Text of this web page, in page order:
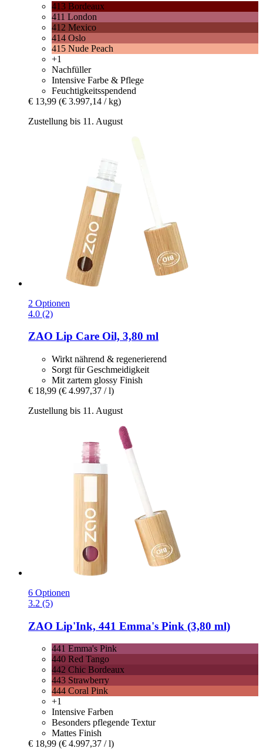
413 Bordeaux
411 London
412 Mexico
414 Oslo
415 Nude Peach
+1
Nachfüller
Intensive Farbe & Pflege
Feuchtigkeitsspendend
€ 13,99 (€ 3.997,14 / kg)
Zustellung bis 11. August
2 Optionen
4.0 (2)
ZAO Lip Care Oil, 3,80 ml
Wirkt nährend & regenerierend
Sorgt für Geschmeidigkeit
Mit zartem glossy Finish
€ 18,99 (€ 4.997,37 / l)
Zustellung bis 11. August
6 Optionen
3.2 (5)
ZAO Lip'Ink, 441 Emma's Pink (3,80 ml)
441 Emma's Pink
440 Red Tango
442 Chic Bordeaux
443 Strawberry
444 Coral Pink
+1
Intensive Farben
Besonders pflegende Textur
Mattes Finish
€ 18,99 (€ 4.997,37 / l)